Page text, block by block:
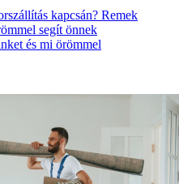
kapcsán? Remek
segít önnek
és mi örömmel